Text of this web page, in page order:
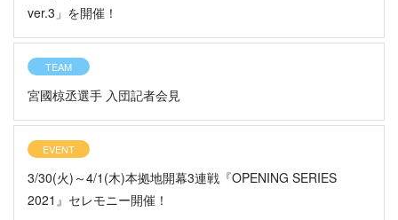
ver.3」を開催！
TEAM
宮國椋丞選手 入団記者会見
EVENT
3/30(火)～4/1(木)本拠地開幕3連戦『OPENING SERIES
2021』セレモニー開催！